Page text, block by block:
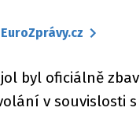
jol byl oficiálně
v souvislosti